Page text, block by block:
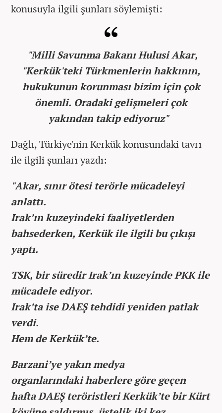
konusuyla ilgili şunları söylemişti:
"Milli Savunma Bakanı Hulusi Akar,
"Kerkük'teki Türkmenlerin hakkının,
hukukunun korunması bizim için çok
önemli. Oradaki gelişmeleri çok
yakından takip ediyoruz"
Dağlı, Türkiye'nin Kerkük konusundaki tavrı
ile ilgili şunları yazdı:
"Akar, sınır ötesi terörle mücadeleyi
anlattı.
Irak’ın kuzeyindeki faaliyetlerden
bahsederken, Kerkük ile ilgili bu çıkışı
yaptı.
TSK, bir süredir Irak’ın kuzeyinde PKK ile
mücadele ediyor.
Irak’ta ise DAEŞ tehdidi yeniden patlak
verdi.
Hem de Kerkük’te.
Barzani’ye yakın medya
organlarındaki haberlere göre geçen
hafta DAEŞ teröristleri Kerkük’te bir Kürt